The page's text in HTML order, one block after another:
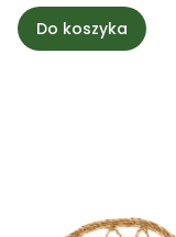
Do koszyka